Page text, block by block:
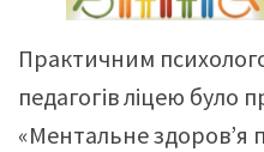
Практичним
педагогів ліцею було
«Ментальне здоров’я